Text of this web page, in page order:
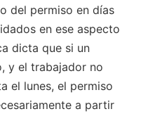
del permiso en días
en ese aspecto
dicta que si un
y el trabajador no
el lunes, el permiso
a partir